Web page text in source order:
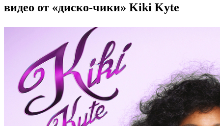
видео от «диско-чики» Kiki Kyte